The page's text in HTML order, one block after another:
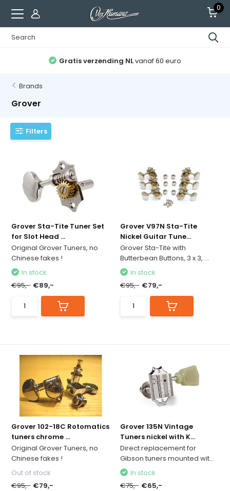
0
Gratis verzending NLvanaf 60 euro
Brands
Grover
Filters
Grover Sta-Tite Tuner Set
for Slot Head ...
Original Grover Tuners, no
Chinese fakes !
In stock
€95,- €89,-
Grover V97N Sta-Tite
Nickel Guitar Tune...
Grover Sta-Tite with
Butterbean Buttons, 3 x 3, ...
In stock
€95,- €79,-
Grover 102-18C Rotomatics
tuners chrome ...
Original Grover Tuners, no
Chinese fakes !
Out of stock
€95,- €79,-
Grover 135N Vintage
Tuners nickel with K...
Direct replacement for
Gibson tuners mounted wit...
In stock
€75,- €65,-